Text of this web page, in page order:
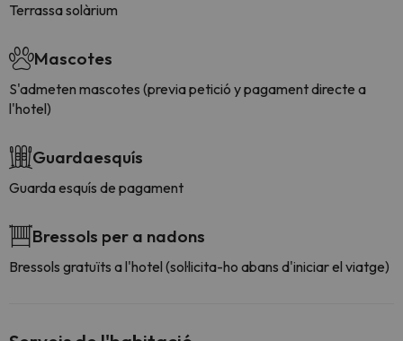
Terrassa solàrium
Mascotes
S'admeten mascotes (previa petició y pagament directe a
l'hotel)
Guardaesquís
Guarda esquís de pagament
Bressols per a nadons
Bressols gratuïts a l'hotel (sol·licita-ho abans d'iniciar el viatge)